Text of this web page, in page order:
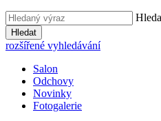
Hledat
rozšířené vyhledávání
Salon
Odchovy
Novinky
Fotogalerie